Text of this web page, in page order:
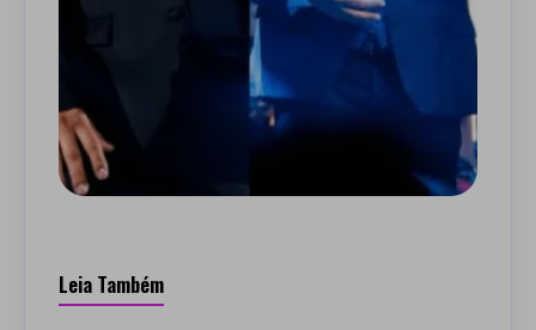
Leia Também